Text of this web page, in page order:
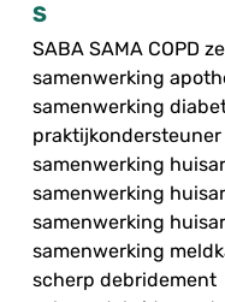
S
SABA SAMA COPD
samenwerking
samenwerking
praktijkondersteuner
samenwerking
samenwerking
samenwerking
samenwerking
scherp debridement